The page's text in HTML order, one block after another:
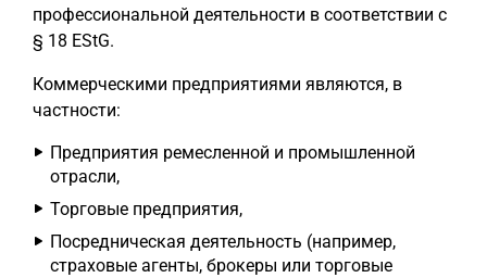
профессиональной деятельности в соответствии с
§ 18 EStG.
Коммерческими предприятиями являются, в
частности:
Предприятия ремесленной и промышленной
отрасли,
Торговые предприятия,
Посредническая деятельность (например,
страховые агенты, брокеры или торговые